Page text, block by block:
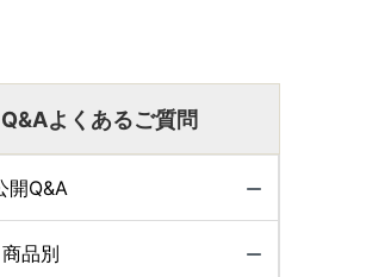
Q&Aよくあるご質問
開Q&A
商品別